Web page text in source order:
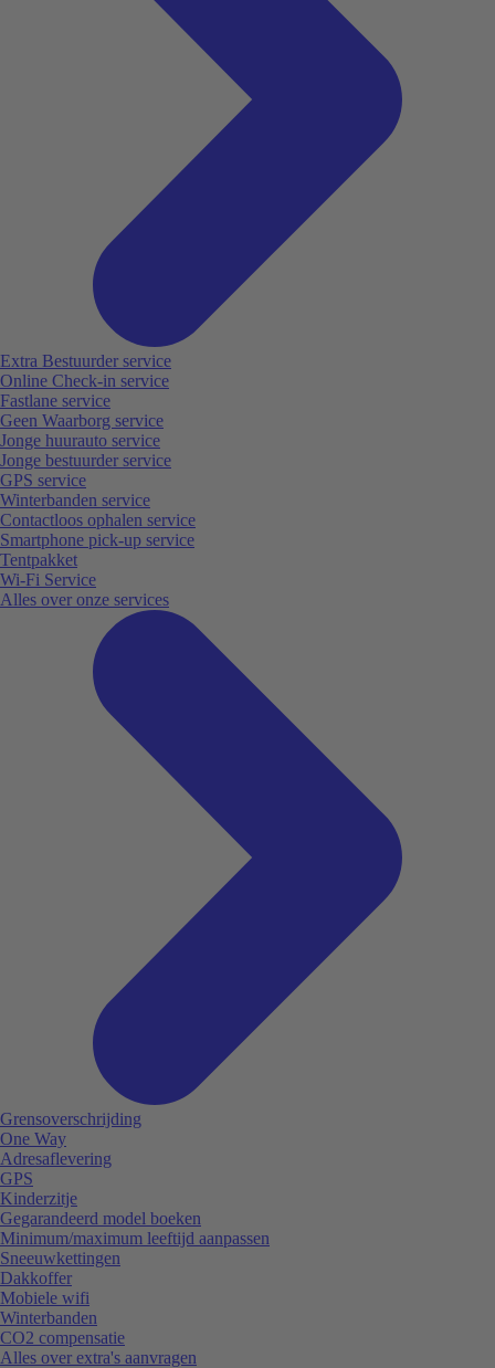
Extra Bestuurder service
Online Check-in service
Fastlane service
Geen Waarborg service
Jonge huurauto service
Jonge bestuurder service
GPS service
Winterbanden service
Contactloos ophalen service
Smartphone pick-up service
Tentpakket
Wi-Fi Service
Alles over onze services
Grensoverschrijding
One Way
Adresaflevering
GPS
Kinderzitje
Gegarandeerd model boeken
Minimum/maximum leeftijd aanpassen
Sneeuwkettingen
Dakkoffer
Mobiele wifi
Winterbanden
CO2 compensatie
Alles over extra's aanvragen